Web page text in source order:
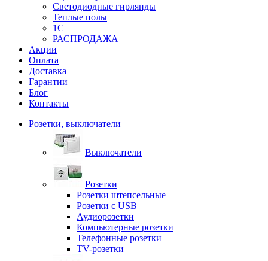
Светодиодные гирлянды
Теплые полы
1С
РАСПРОДАЖА
Акции
Оплата
Доставка
Гарантии
Блог
Контакты
Розетки, выключатели
Выключатели
Розетки
Розетки штепсельные
Розетки с USB
Аудиорозетки
Компьютерные розетки
Телефонные розетки
TV-розетки